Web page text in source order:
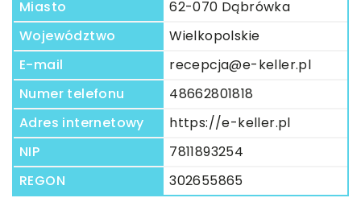
Miasto
62-070 Dąbrówka
Województwo
Wielkopolskie
E-mail
recepcja@e-keller.pl
Numer telefonu
48662801818
Adres internetowy
https://e-keller.pl
NIP
7811893254
REGON
302655865